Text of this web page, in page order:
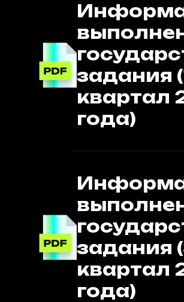
задания
квартал
года)
задания
квартал
года)